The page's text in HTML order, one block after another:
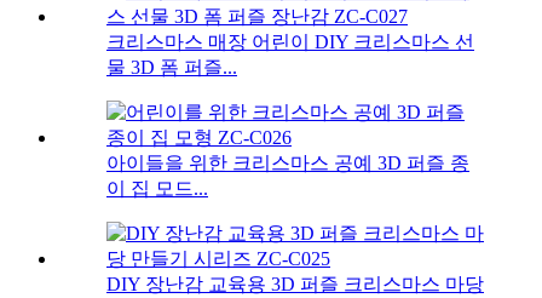
크리스마스 매장 어린이 DIY 크리스마스 선
물 3D 폼 퍼즐...
아이들을 위한 크리스마스 공예 3D 퍼즐 종
이 집 모드...
DIY 장난감 교육용 3D 퍼즐 크리스마스 마당